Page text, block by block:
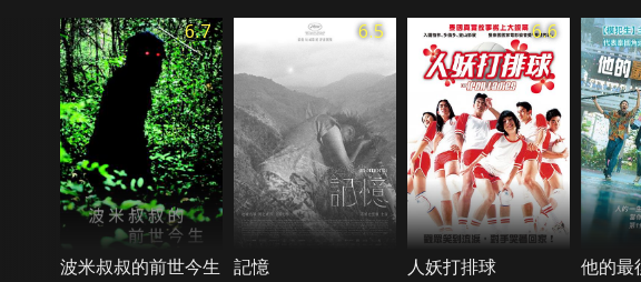
6.7
波米叔叔的前世今生
6.5
記憶
6.6
人妖打排球 他的最